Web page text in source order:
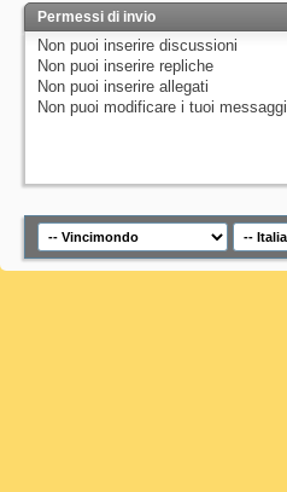
Permessi di invio
Non puoi inserire discussioni
Non puoi inserire repliche
Non puoi inserire allegati
Non puoi modificare i tuoi messaggi